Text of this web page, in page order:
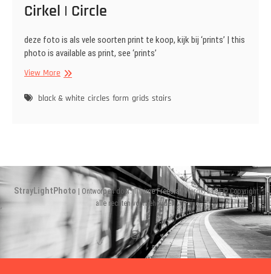
Cirkel | Circle
deze foto is als vele soorten print te koop, kijk bij ‘prints’ | this
photo is available as print, see ‘prints’
View MoreCirkel
Circle
black & white circles form grids stairs
StrayLightPhoto | Ontworpen door:Theme Freesia |WordPress| © Copyright
alle rechten voorbehouden
Instagram